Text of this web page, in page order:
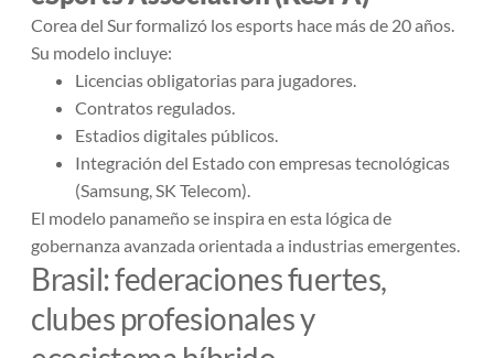
Corea del Sur formalizó los esports hace más de 20 años.
Su modelo incluye:
Licencias obligatorias para jugadores.
Contratos regulados.
Estadios digitales públicos.
Integración del Estado con empresas tecnológicas
(Samsung, SK Telecom).
El modelo panameño se inspira en esta lógica de
gobernanza avanzada orientada a industrias emergentes.
Brasil: federaciones fuertes,
clubes profesionales y